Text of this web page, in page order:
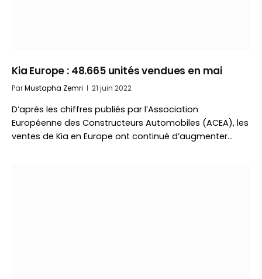
Kia Europe : 48.665 unités vendues en mai
ParMustapha Zemri 21 juin 2022
D’après les chiffres publiés par l’Association
Européenne des Constructeurs Automobiles (ACEA), les
ventes de Kia en Europe ont continué d’augmenter…